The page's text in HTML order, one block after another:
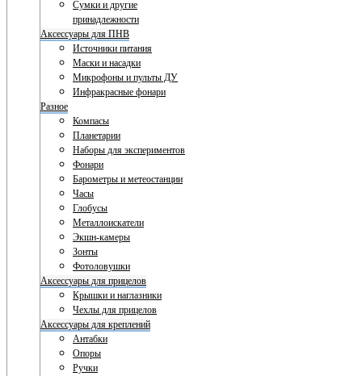
Сумки и другие
принадлежности
Аксессуары для ПНВ
Источники питания
Маски и насадки
Микрофоны и пульты ДУ
Инфракрасные фонари
Разное
Компасы
Планетарии
Наборы для экспериментов
Фонари
Барометры и метеостанции
Часы
Глобусы
Металлоискатели
Экшн-камеры
Зонты
Фотоловушки
Аксессуары для прицелов
Крышки и наглазники
Чехлы для прицелов
Аксессуары для креплений
Антабки
Опоры
Ручки